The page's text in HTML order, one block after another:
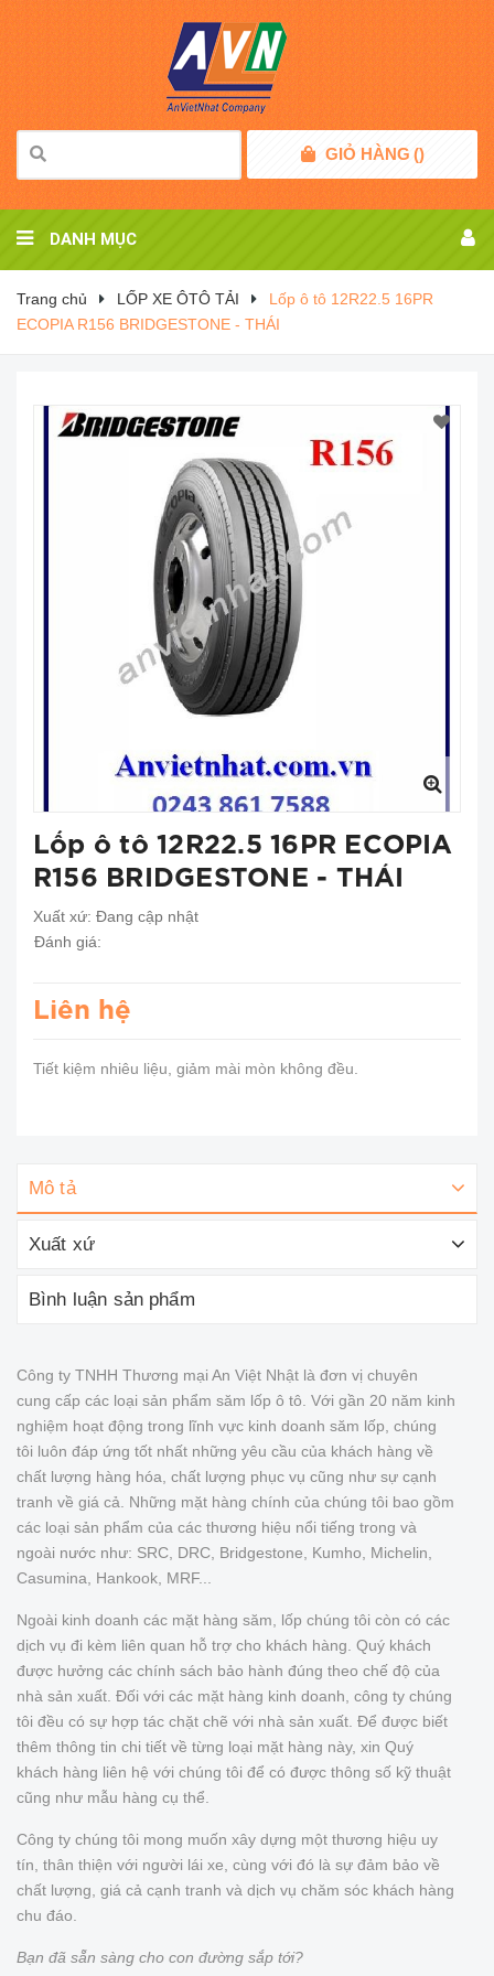
GIỎ HÀNG ()
DANH MỤC
Trang chủ LỐP XE ÔTÔ TẢI
Lốp ô tô 12R22.5 16PR
ECOPIA R156 BRIDGESTONE - THÁI
Lốp ô tô 12R22.5 16PR ECOPIA
R156 BRIDGESTONE - THÁI
Xuất xứ: Đang cập nhật
Đánh giá:
Liên hệ
Tiết kiệm nhiêu liệu, giảm mài mòn không đều.
Mô tả
Xuất xứ
Bình luận sản phẩm
Công ty TNHH Thương mại An Việt Nhật là đơn vị chuyên
cung cấp các loại sản phẩm săm lốp ô tô. Với gần 20 năm kinh
nghiệm hoạt động trong lĩnh vực kinh doanh săm lốp, chúng
tôi luôn đáp ứng tốt nhất những yêu cầu của khách hàng về
chất lượng hàng hóa, chất lượng phục vụ cũng như sự cạnh
tranh về giá cả. Những mặt hàng chính của chúng tôi bao gồm
các loại sản phẩm của các thương hiệu nổi tiếng trong và
ngoài nước như: SRC, DRC, Bridgestone, Kumho, Michelin,
Casumina, Hankook, MRF...
Ngoài kinh doanh các mặt hàng săm, lốp chúng tôi còn có các
dịch vụ đi kèm liên quan hỗ trợ cho khách hàng. Quý khách
được hưởng các chính sách bảo hành đúng theo chế độ của
nhà sản xuất. Đối với các mặt hàng kinh doanh, công ty chúng
tôi đều có sự hợp tác chặt chẽ với nhà sản xuất. Để được biết
thêm thông tin chi tiết về từng loại mặt hàng này, xin Quý
khách hàng liên hệ với chúng tôi để có được thông số kỹ thuật
cũng như mẫu hàng cụ thể.
Công ty chúng tôi mong muốn xây dựng một thương hiệu uy
tín, thân thiện với người lái xe, cùng với đó là sự đảm bảo về
chất lượng, giá cả cạnh tranh và dịch vụ chăm sóc khách hàng
chu đáo.
Bạn đã sẵn sàng cho con đường sắp tới?